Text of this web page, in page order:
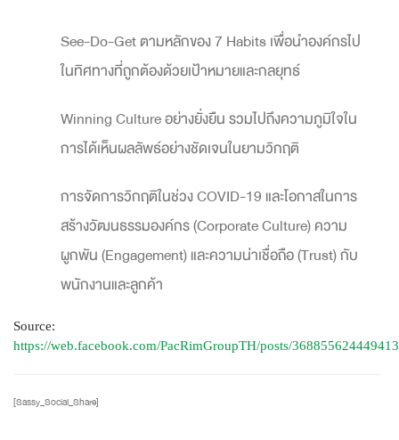
See-Do-Get ตามหลักของ 7 Habits เพื่อนำองค์กรไป
ในทิศทางที่ถูกต้องด้วยเป้าหมายและกลยุทธ์
Winning Culture อย่างยั่งยืน รวมไปถึงความภูมิใจใน
การได้เห็นผลลัพธ์อย่างชัดเจนในยามวิกฤติ
การจัดการวิกฤติในช่วง COVID-19 และโอกาสในการ
สร้างวัฒนธรรมองค์กร (Corporate Culture) ความ
ผูกพัน (Engagement) และความน่าเชื่อถือ (Trust) กับ
พนักงานและลูกค้า
Source:
https://web.facebook.com/PacRimGroupTH/posts/
[Sassy_Social_Share]